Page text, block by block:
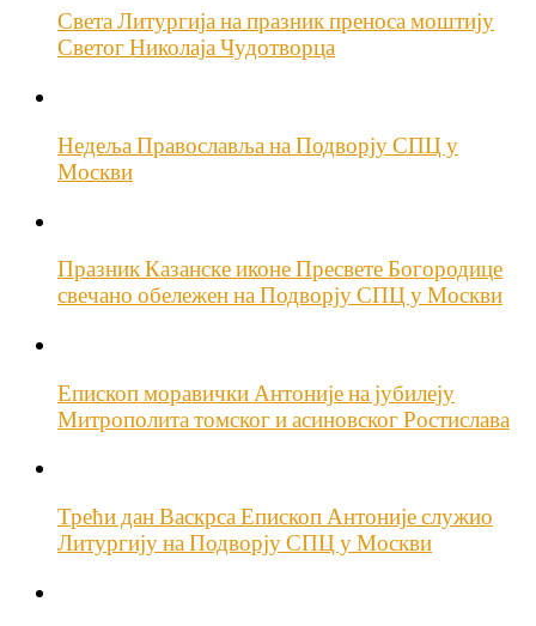
Света Литургија на празник преноса моштију
Светог Николаја Чудотворца
Недеља Православља на Подворју СПЦ у
Москви
Празник Казанске иконе Пресвете Богородице
свечано обележен на Подворју СПЦ у Москви
Епископ моравички Антоније на јубилеју
Митрополита томског и асиновског Ростислава
Трећи дан Васкрса Епископ Антоније служио
Литургију на Подворју СПЦ у Москви